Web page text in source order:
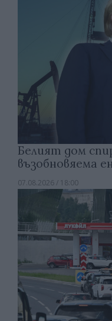
Белият дом
възобновяема
07.08.2026 / 18:00